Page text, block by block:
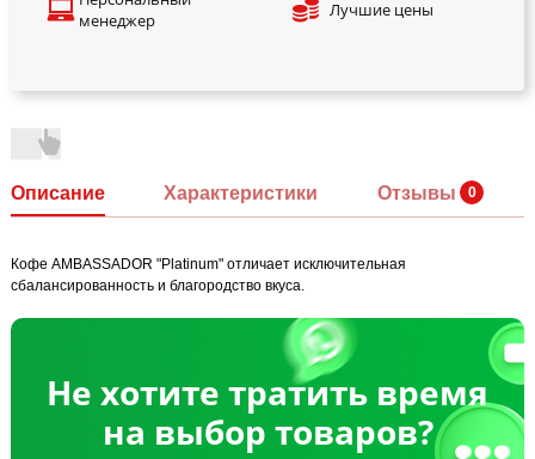
менеджер
Лучшие цены
Описание Характеристики Отзывы
Кофе AMBASSADOR "Platinum" отличает исключительная
сбалансированность и благородство вкуса.
Не хотите тратить время
на выбор товаров?